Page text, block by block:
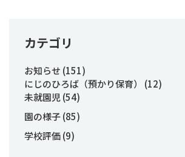
カテゴリ
お知らせ (151)
にじのひろば（預かり保育）
(12)
未就園児(54)
園の様子(85)
学校評価(9)